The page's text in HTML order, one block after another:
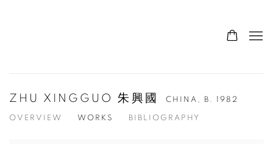
ZHU XINGGUO 朱興國 CHINA, B. 1982
OVERVIEW WORKS BIBLIOGRAPHY